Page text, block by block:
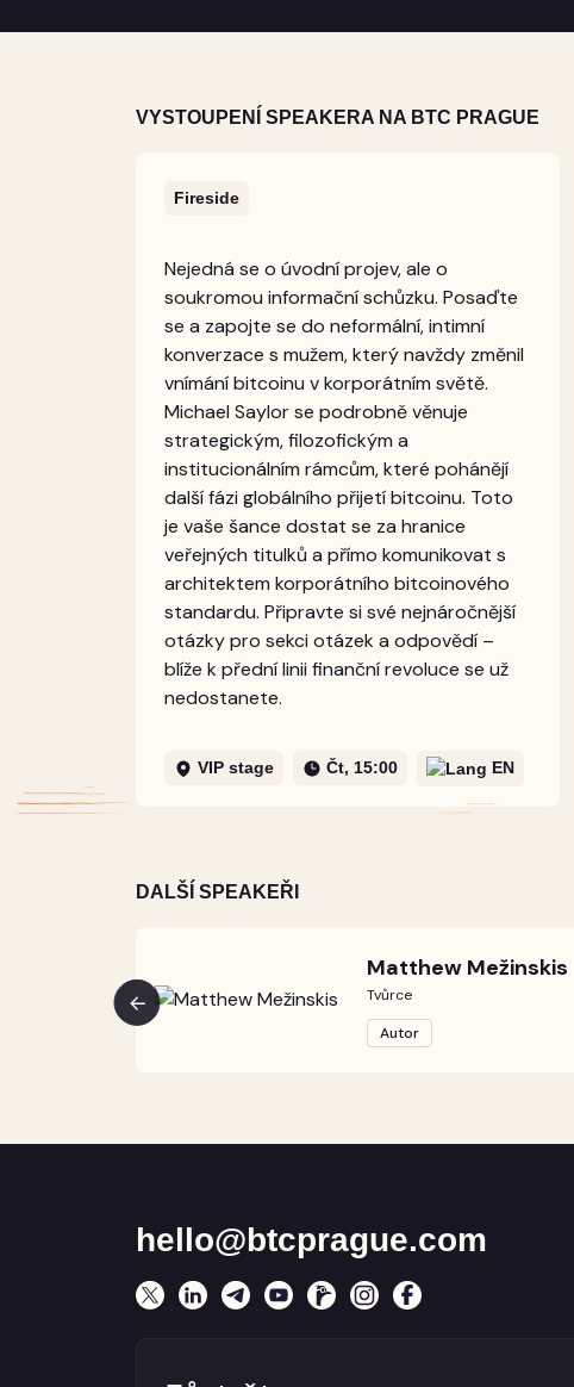
VYSTOUPENÍ SPEAKERA NA BTC PRAGUE
Fireside
Nejedná se o úvodní projev, ale o
soukromou informační schůzku. Posaďte
se a zapojte se do neformální, intimní
konverzace s mužem, který navždy změnil
vnímání bitcoinu v korporátním světě.
Michael Saylor se podrobně věnuje
strategickým, filozofickým a
institucionálním rámcům, které pohánějí
další fázi globálního přijetí bitcoinu. Toto
je vaše šance dostat se za hranice
veřejných titulků a přímo komunikovat s
architektem korporátního bitcoinového
standardu. Připravte si své nejnáročnější
otázky pro sekci otázek a odpovědí –
blíže k přední linii finanční revoluce se už
nedostanete.
VIP stage Čt, 15:00 EN
DALŠÍ SPEAKEŘI
Matthew Mežinskis
Tvůrce
Autor
hello@btcprague.com